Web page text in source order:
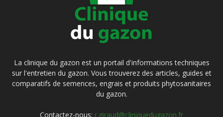
La clinique du gazon est un portail d'informations techniques
sur l'entretien du gazon. Vous trouverez des articles, guides et
comparatifs de semences, engrais et produits phytosanitaires
du gazon.
Contactez-nous: r.giraud@cliniquedugazon.fr